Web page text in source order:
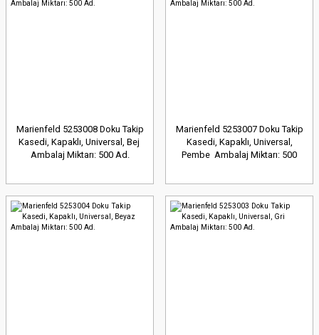
Marienfeld 5253008 Doku Takip
Kasedi, Kapaklı, Universal, Bej
Ambalaj Miktarı: 500 Ad.
Marienfeld 5253007 Doku Takip
Kasedi, Kapaklı, Universal,
Pembe Ambalaj Miktarı: 500